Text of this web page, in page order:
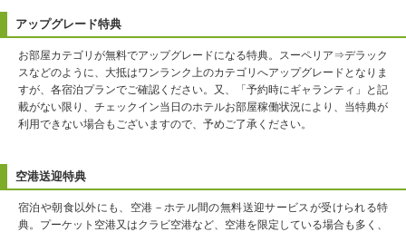
アップグレード特典
お部屋カテゴリが無料でアップグレードになる特典。スーペリア⇒デラック
スなどのように、大抵はワンランク上のカテゴリへアップグレードとなりま
すが、各宿泊プランでご確認ください。又、「予約時にギャランティ」と記
載がない限り、チェックイン当日のホテルお部屋稼働状況により、当特典が
利用できない場合もございますので、予めご了承ください。
空港送迎特典
宿泊や朝食以外にも、空港－ホテル間の無料送迎サービスが受けられる特
典。プーケット空港又はクラビ空港など、空港を限定している場合も多く、